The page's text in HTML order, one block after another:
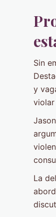
Sin
y
violar
La